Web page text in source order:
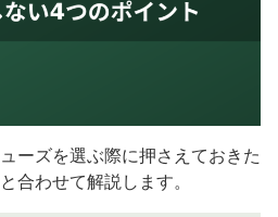
ーズを選ぶ際に押さえておきた
合わせて解説します。